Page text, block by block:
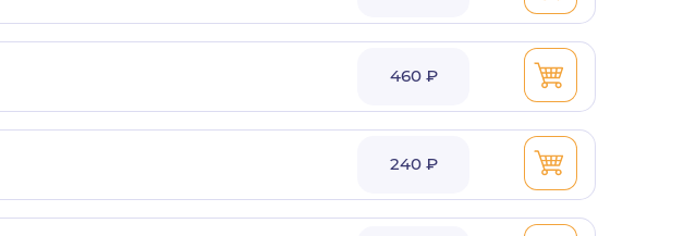
460 ₽
240 ₽